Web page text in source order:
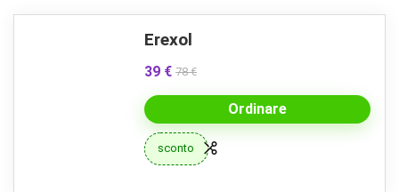
Erexol
39 € 78 €
Ordinare
sconto